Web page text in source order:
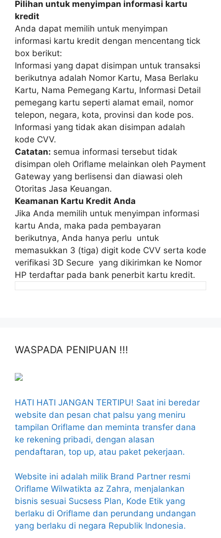
Pilihan untuk menyimpan informasi kartu
kredit
Anda dapat memilih untuk menyimpan
informasi kartu kredit dengan mencentang tick
box berikut:
Informasi yang dapat disimpan untuk transaksi
berikutnya adalah Nomor Kartu, Masa Berlaku
Kartu, Nama Pemegang Kartu, Informasi Detail
pemegang kartu seperti alamat email, nomor
telepon, negara, kota, provinsi dan kode pos.
Informasi yang tidak akan disimpan adalah
kode CVV.
Catatan: semua informasi tersebut tidak
disimpan oleh Oriflame melainkan oleh Payment
Gateway yang berlisensi dan diawasi oleh
Otoritas Jasa Keuangan.
Keamanan Kartu Kredit Anda
Jika Anda memilih untuk menyimpan informasi
kartu Anda, maka pada pembayaran
berikutnya, Anda hanya perlu untuk
memasukkan 3 (tiga) digit kode CVV serta kode
verifikasi 3D Secure yang dikirimkan ke Nomor
HP terdaftar pada bank penerbit kartu kredit.
WASPADA PENIPUAN !!!
HATI HATI JANGAN TERTIPU! Saat ini beredar
website dan pesan chat palsu yang meniru
tampilan Oriflame dan meminta transfer dana
ke rekening pribadi, dengan alasan
pendaftaran, top up, atau paket pekerjaan.
Website ini adalah milik Brand Partner resmi
Oriflame Wilwatikta az Zahra, menjalankan
bisnis sesuai Sucsess Plan, Kode Etik yang
berlaku di Oriflame dan perundang undangan
yang berlaku di negara Republik Indonesia.